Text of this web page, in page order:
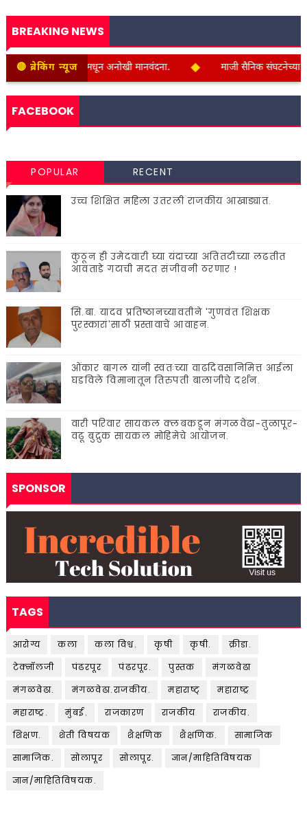
BREAKING NEWS
🔴 ब्रेकिंग न्यूज
सायकलिंग मधून अनोखी मानवंदना. ◆ माजी सैनिक संघटनेच्या वतीने
FACEBOOK
POPULAR RECENT
उच्च शिक्षित महिला उतरली राजकीय आखाड्यात.
कुठून ही उमेदवारी घ्या यंदाच्या अतितटीच्या लढतीत
आवताडे गटाची मदत संजीवनी ठरणार !
सि.बा. यादव प्रतिष्ठानच्यावतीने 'गुणवंत शिक्षक
पुरस्कारां'साठी प्रस्तावाचे आवाहन.
ओंकार बागल यांनी स्वतःच्या वाढदिवसानिमित्त आईला
घडविले विमानातून तिरुपती बालाजीचे दर्शन.
वारी परिवार सायकल क्लबकडून मंगळवेढा-तुळापूर-
वढू बुद्रुक सायकल मोहिमेचे आयोजन.
SPONSOR
TAGS
आरोग्य कला कला विश्व. कृषी कृषी.
क्रीडा.
टेक्नॉलजी
पंढरपूर पंढरपूर. पुस्तक
मंगळवेढा
मंगळवेढा.
मंगळवेढा.राजकीय. महाराष्ट्
महाराष्ट्र
महाराष्ट्र.
मुंबई. राजकारण राजकीय
राजकीय.
शिक्षण.
शेती विषयक शैक्षणिक शैक्षणिक.
सामाजिक
सामाजिक.
सोलापूर सोलापूर.
ज्ञान/माहितिविषयक
ज्ञान/माहितिविषयक.